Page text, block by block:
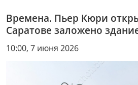
Времена. Пьер Кюри
Саратове заложено
10:00, 7 июня 2026